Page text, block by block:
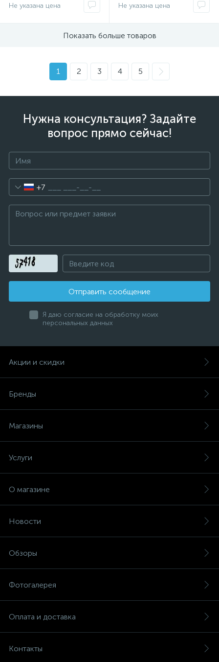
Не указана цена Не указана цена
Показать больше товаров
1 2 3 4 5
Нужна консультация? Задайте
вопрос прямо сейчас!
+7
Отправить сообщение
Я даю согласие на обработку моих
персональных данных
Акции и скидки
Бренды
Магазины
Услуги
О магазине
Новости
Обзоры
Фотогалерея
Оплата и доставка
Контакты